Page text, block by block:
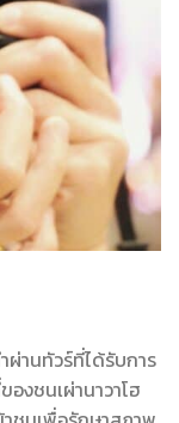
ผ่านทัวร์ที่ได้รับการ
งชนเผ่านาวาโฮ